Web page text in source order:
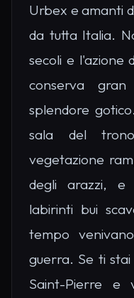
Urbex e amanti
da tutta Italia.
secoli e l'azione
conserva
splendore
sala del
vegetazione
degli arazzi, e
labirinti bui
tempo
guerra. Se ti
Saint-Pierre e